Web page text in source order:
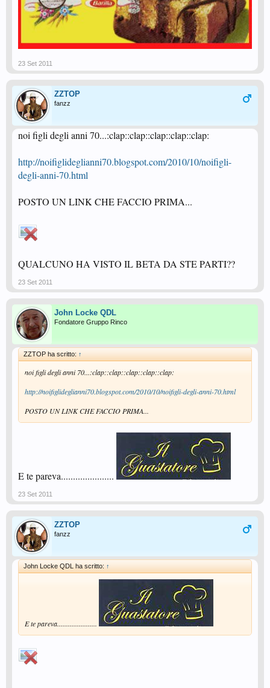
23 Set 2011
ZZTOP
fanzz
noi figli degli anni 70...:clap::clap::clap::clap::clap:
http://noifiglideglianni70.blogspot.com/2010/10/noifigli-
degli-anni-70.html
POSTO UN LINK CHE FACCIO PRIMA...
QUALCUNO HA VISTO IL BETA DA STE PARTI??
23 Set 2011
John Locke QDL
Fondatore Gruppo Rinco
ZZTOP ha scritto: ↑
noi figli degli anni 70...:clap::clap::clap::clap::clap:
http://noifiglideglianni70.blogspot.com/2010/10/noifigli-degli-anni-70.html
POSTO UN LINK CHE FACCIO PRIMA...
E te pareva......................
23 Set 2011
ZZTOP
fanzz
John Locke QDL ha scritto: ↑
E te pareva......................